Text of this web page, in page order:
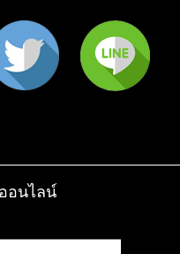
อนไลน์